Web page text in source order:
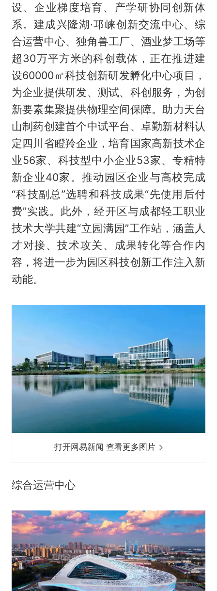
设、企业梯度培育、产学研协同创新体
系。建成兴隆湖·邛崃创新交流中心、综
合运营中心、独角兽工厂、酒业梦工场等
超30万平方米的科创载体，正在推进建
设60000㎡科技创新研发孵化中心项目，
为企业提供研发、测试、科创服务，为创
新要素集聚提供物理空间保障。助力天台
山制药创建首个中试平台、卓勤新材料认
定四川省瞪羚企业，培育国家高新技术企
业56家、科技型中小企业53家、专精特
新企业40家。推动园区企业与高校完成
“科技副总”选聘和科技成果“先使用后付
费”实践。此外，经开区与成都轻工职业
技术大学共建“立园满园”工作站，涵盖人
才对接、技术攻关、成果转化等合作内
容，将进一步为园区科技创新工作注入新
动能。
打开网易新闻 查看更多图片
综合运营中心